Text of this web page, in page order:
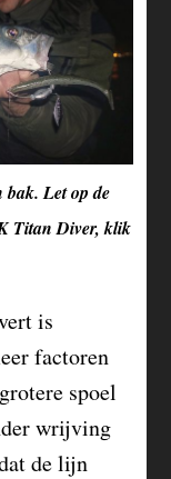
bak. Let op de
Titan Diver, klik
is
factoren
spoel
wrijving
de lijn